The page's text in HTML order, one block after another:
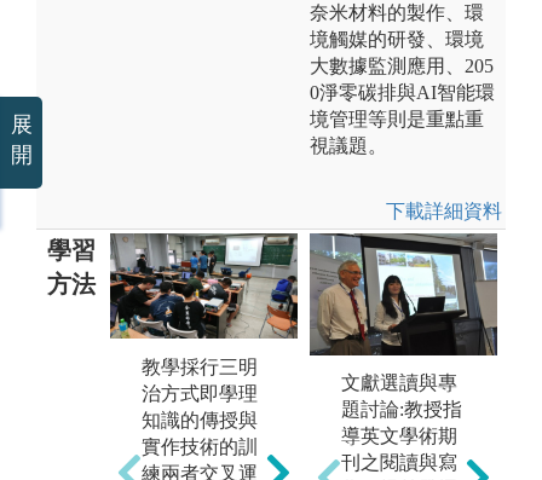
奈米材料的製作、環
境觸媒的研發、環境
大數據監測應用、205
0淨零碳排與AI智能環
境管理等則是重點重
視議題。
下載詳細資料
學習
方法
教學採行三明
治方式即學理
知識的傳授與
實作技術的訓
練兩者交叉運
課程實作或實
習，使學生自
行找「志同道
文獻選讀與專
題討論:教授指
導英文學術期
刊之閱讀與寫
展
開